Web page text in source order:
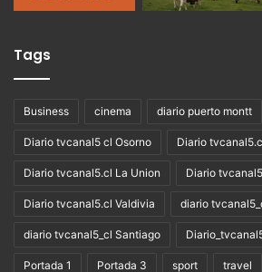
Tags
Business cinema diario puerto montt
Diario tvcanal5 cl Osorno Diario
Diario tvcanal5.cl La Union Diario
Diario tvcanal5.cl Valdivia diario
diario tvcanal5_cl Santiago
Portada 1 Portada 3 sport travel